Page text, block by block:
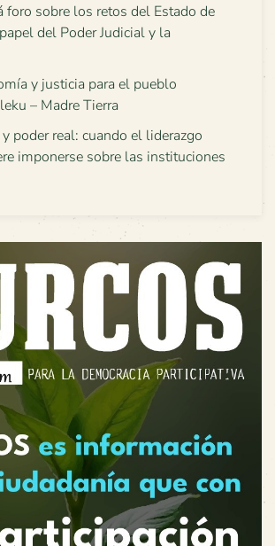
foro sobre los retos del Estado de
del Poder Judicial y la
y justicia para el pueblo
– Madre Tierra
poder real: cuando el liderazgo
imponerse sobre las instituciones